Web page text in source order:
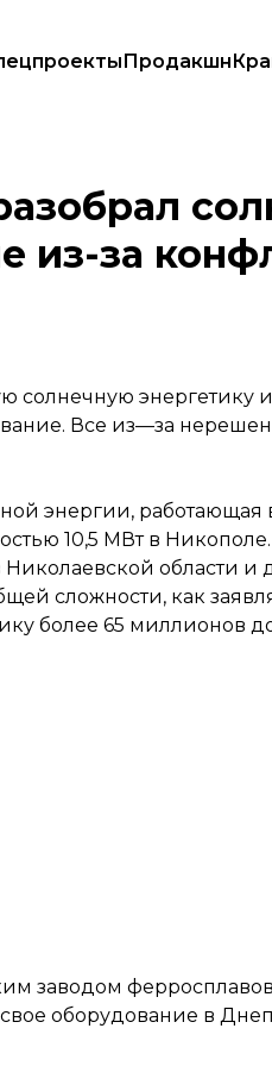
Продакшн
за конфликта с заводом
из-за
солнечную энергетику
Все из—за
энергии, работающая
10,5 МВт в Никополе.
области и
сложности, как
более 65 миллионов
заводом
оборудование в